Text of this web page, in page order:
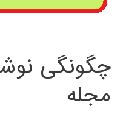
چگونگی
مجله